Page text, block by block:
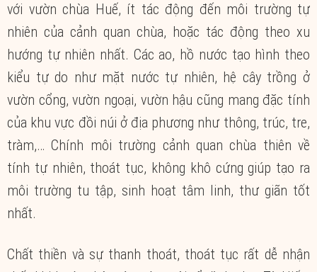
với vườn chùa Huế, ít tác động đến môi trường tự
nhiên của cảnh quan chùa, hoặc tác động theo xu
hướng tự nhiên nhất. Các ao, hồ nước tạo hình theo
kiểu tự do như mặt nước tự nhiên, hệ cây trồng ở
vườn cổng, vườn ngoại, vườn hậu cũng mang đặc tính
của khu vực đồi núi ở địa phương như thông, trúc, tre,
tràm,… Chính môi trường cảnh quan chùa thiên về
tính tự nhiên, thoát tục, không khô cứng giúp tạo ra
môi trường tu tập, sinh hoạt tâm linh, thư giãn tốt
nhất.
Chất thiền và sự thanh thoát, thoát tục rất dễ nhận